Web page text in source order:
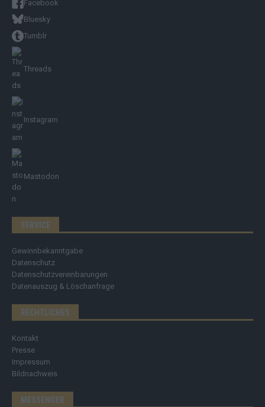
Facebook
Bluesky
Tumblr
Threads
Instagram
Mastodon
SERVICE
Gewinnbekanntgabe
Datenschutz
Datenschutzvereinbarungen
Datenauszug & Löschanfrage
RECHTLICHES
Kontakt
Presse
Impressum
Bildnachweis
MESSENGER